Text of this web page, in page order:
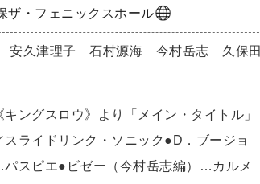
ザ・フェニックスホール
久津理子 石村源海 今村岳志 久保田
ングスロウ》より「メイン・タイトル」
ライドリンク・ソニック●D．ブージョ
スピエ●ビゼー（今村岳志編）…カルメ